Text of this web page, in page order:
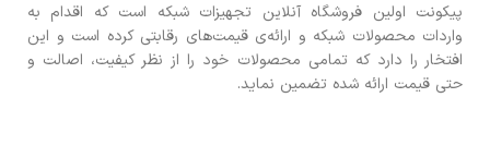
پیکونت اولین فروشگاه آنلاین تجهیزات شبکه است که اقدام به
واردات محصولات شبکه و ارائه‌ی قیمت‌های رقابتی کرده است و این
افتخار را دارد که تمامی محصولات خود را از نظر کیفیت، اصالت و
حتی قیمت ارائه شده تضمین نماید.